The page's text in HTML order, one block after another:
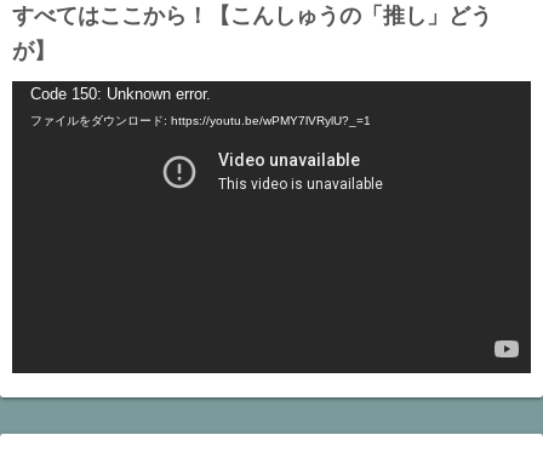
すべてはここから！【こんしゅうの「推し」どう
が】
Code 150: Unknown error.
ファイルをダウンロード: https://youtu.be/wPMY7lVRylU?_=1